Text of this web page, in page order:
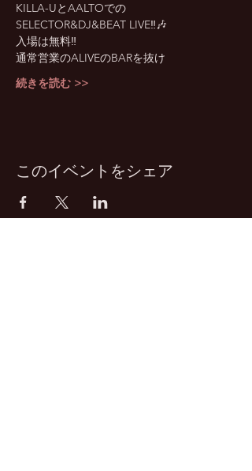
KILLA-UとAALTOでの
SELECTOR&DJ&BEAT LIVE‼️🎶
入場は無料‼️
通常営業のALIVEのBARを抜け
続きを読む >>
このイベントをシェア